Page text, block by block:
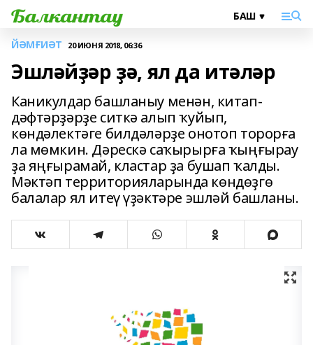
ЙӘМҒИӘТ 20 ИЮНЯ 2018, 06:36
Эшләйҙәр ҙә, ял да итәләр
Каникулдар башланыу менән, китап-
дәфтәрҙәрҙе ситкә алып ҡуйып,
көндәлектәге билдәләрҙе онотоп торорға
ла мөмкин. Дәрескә саҡырырға ҡыңғырау
ҙа яңғырамай, кластар ҙа бушап ҡалды.
Мәктәп территорияларында көндөҙгө
балалар ял итеү үҙәктәре эшләй башланы.